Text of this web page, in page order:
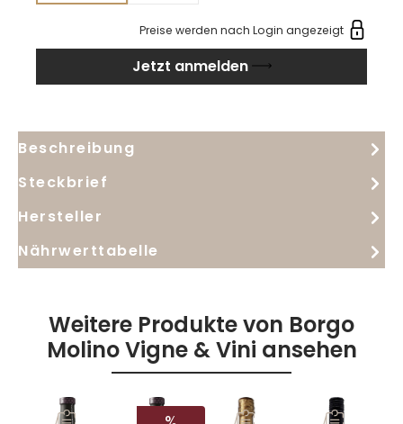
Preise werden nach Login angezeigt
Jetzt anmelden
Beschreibung
Steckbrief
Hersteller
Nährwerttabelle
Weitere Produkte von Borgo
Molino Vigne & Vini ansehen